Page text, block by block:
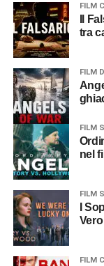
FILM
tra
FILM
Angels of War: la vera storia dei velisti sul
FILM
Ordinary angels, la storia vera e gli errori
nel
FILM
FILM